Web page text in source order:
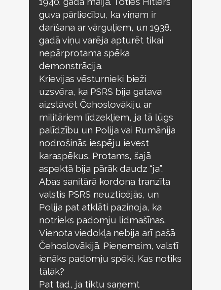
guva pārliecību, ka viņam ir
darīšana ar vārguļiem, un 1938.
gadā viņu varēja apturēt tikai
nepārprotama spēka
demonstrācija.
Krievijas vēsturnieki bieži
uzsvēra, ka PSRS bija gatava
aizstāvēt Čehoslovākiju ar
militāriem līdzekļiem, ja tā lūgs
palīdzību un Polija vai Rumānija
nodrošinās iespēju ievest
karaspēkus. Protams, šajā
aspektā bija pārāk daudz “ja”.
Abas sanitārā kordona tranzīta
valstis PSRS neuzticējās, un
Polija pat atklāti paziņoja, ka
notrieks padomju lidmašīnas.
Vienota viedokļa nebija arī pašā
Čehoslovākijā. Pieņemsim, valstī
ienāks padomju spēki. Kas notiks
tālāk?
Pat tad, ja tiktu saņemt